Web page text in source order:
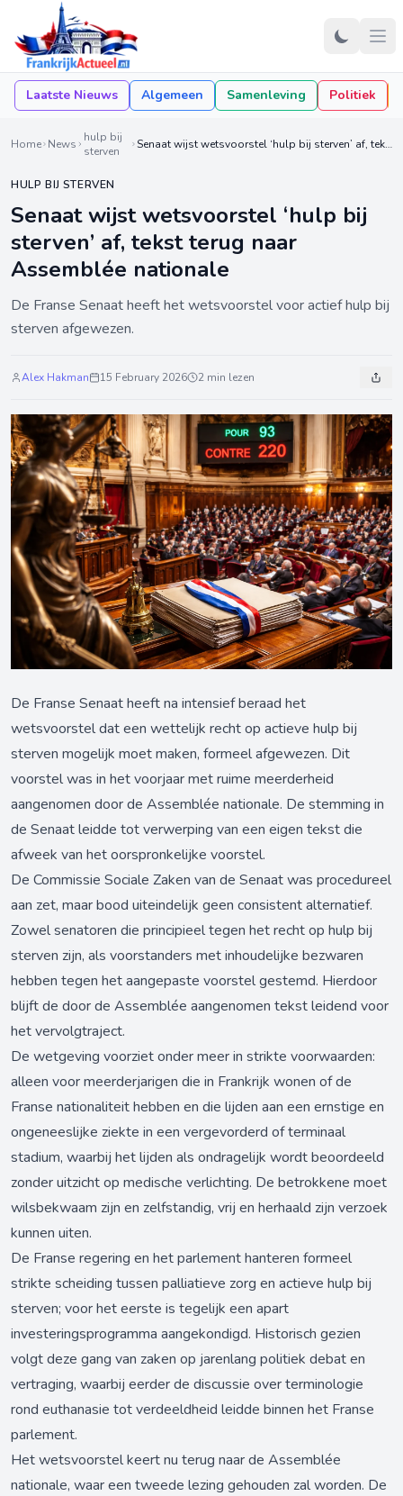
Laatste Nieuws Algemeen Samenleving Politiek
Home News
hulp bij
sterven
Senaat wijst wetsvoorstel ‘hulp bij sterven’ af, tekst terug naar Assemblée nationale
HULP BIJ STERVEN
Senaat wijst wetsvoorstel ‘hulp bij
sterven’ af, tekst terug naar
Assemblée nationale
De Franse Senaat heeft het wetsvoorstel voor actief hulp bij
sterven afgewezen.
Alex Hakman 15 February 2026 2 min lezen
De Franse Senaat heeft na intensief beraad het
wetsvoorstel dat een wettelijk recht op actieve hulp bij
sterven mogelijk moet maken, formeel afgewezen. Dit
voorstel was in het voorjaar met ruime meerderheid
aangenomen door de Assemblée nationale. De stemming in
de Senaat leidde tot verwerping van een eigen tekst die
afweek van het oorspronkelijke voorstel.
De Commissie Sociale Zaken van de Senaat was procedureel
aan zet, maar bood uiteindelijk geen consistent alternatief.
Zowel senatoren die principieel tegen het recht op hulp bij
sterven zijn, als voorstanders met inhoudelijke bezwaren
hebben tegen het aangepaste voorstel gestemd. Hierdoor
blijft de door de Assemblée aangenomen tekst leidend voor
het vervolgtraject.
De wetgeving voorziet onder meer in strikte voorwaarden:
alleen voor meerderjarigen die in Frankrijk wonen of de
Franse nationaliteit hebben en die lijden aan een ernstige en
ongeneeslijke ziekte in een vergevorderd of terminaal
stadium, waarbij het lijden als ondragelijk wordt beoordeeld
zonder uitzicht op medische verlichting. De betrokkene moet
wilsbekwaam zijn en zelfstandig, vrij en herhaald zijn verzoek
kunnen uiten.
De Franse regering en het parlement hanteren formeel
strikte scheiding tussen palliatieve zorg en actieve hulp bij
sterven; voor het eerste is tegelijk een apart
investeringsprogramma aangekondigd. Historisch gezien
volgt deze gang van zaken op jarenlang politiek debat en
vertraging, waarbij eerder de discussie over terminologie
rond euthanasie tot verdeeldheid leidde binnen het Franse
parlement.
Het wetsvoorstel keert nu terug naar de Assemblée
nationale, waar een tweede lezing gehouden zal worden. De